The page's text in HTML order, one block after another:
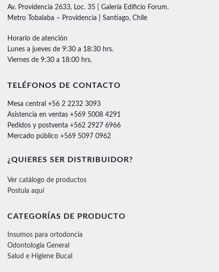
Av. Providencia 2633, Loc. 35 | Galería Edificio Forum.
Metro Tobalaba – Providencia | Santiago, Chile
Horario de atención
Lunes a jueves de 9:30 a 18:30 hrs.
Viernes de 9:30 a 18:00 hrs.
TELÉFONOS DE CONTACTO
Mesa central +56 2 2232 3093
Asistencia en ventas +569 5008 4291
Pedidos y postventa +562 2927 6966
Mercado público +569 5097 0962
¿QUIERES SER DISTRIBUIDOR?
Ver catálogo de productos
Postula aquí
CATEGORÍAS DE PRODUCTO
Insumos para ortodoncia
Odontología General
Salud e Higiene Bucal